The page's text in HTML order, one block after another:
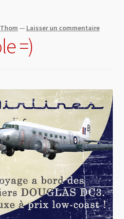
Thom — Laisser un commentaire
=)